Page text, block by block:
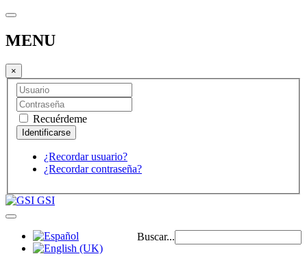
MENU
×
Recuérdeme
¿Recordar usuario?
¿Recordar contraseña?
GSI
Buscar...